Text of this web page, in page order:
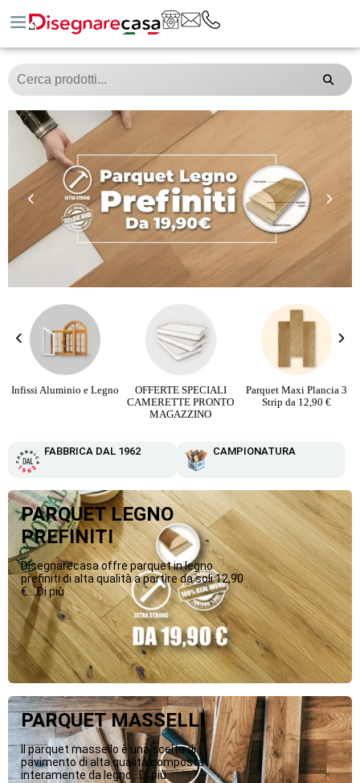
OFFERTE SPECIALI
CAMERETTE PRONTO
Parquet Maxi Plancia 3
Strip da 12,90 €
PARQUET PIETRA
RICOSTRUITA da
FABBRICA DAL 1962 CAMPIONATURA
PARQUET LEGNO
PREFINITI
Disegnarecasa offre parquet in legno
prefiniti di alta qualità a partire da soli 12,90
€....Di più
PARQUET MASSELLI
Il parquet massello è una scelta di
pavimento di alta qualità composta
interamente da legno...Di più